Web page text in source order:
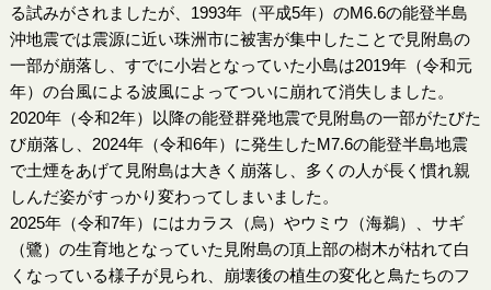
る試みがされましたが、1993年（平成5年）のM6.6の能登半島
沖地震では震源に近い珠洲市に被害が集中したことで見附島の
一部が崩落し、すでに小岩となっていた小島は2019年（令和元
年）の台風による波風によってついに崩れて消失しました。
2020年（令和2年）以降の能登群発地震で見附島の一部がたびた
び崩落し、2024年（令和6年）に発生したM7.6の能登半島地震
で土煙をあげて見附島は大きく崩落し、多くの人が長く慣れ親
しんだ姿がすっかり変わってしまいました。
2025年（令和7年）にはカラス（烏）やウミウ（海鵜）、サギ
（鷺）の生育地となっていた見附島の頂上部の樹木が枯れて白
くなっている様子が見られ、崩壊後の植生の変化と鳥たちのフ